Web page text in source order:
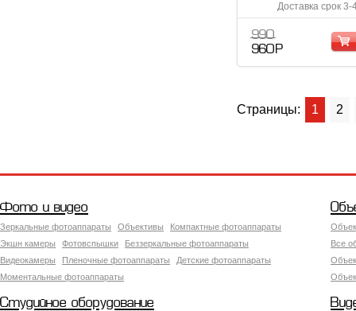
Доставка срок 3-
990
960 Р
Страницы: 1 2
Фото и видео
Зеркальные фотоаппараты Объективы
Компактные фотоаппараты
Экшн камеры
Фотовспышки
Беззеркальные фотоаппараты
Видеокамеры
Пленочные фотоаппараты
Детские фотоаппараты
Моментальные фотоаппараты
Все
Студийное оборудование